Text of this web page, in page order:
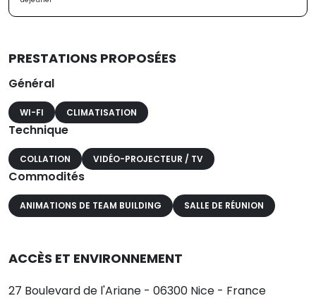
PRESTATIONS PROPOSÉES
Général
WI-FI CLIMATISATION
Technique
COLLATION VIDÉO-PROJECTEUR / TV
Commodités
ANIMATIONS DE TEAM BUILDING SALLE DE RÉUNION
ACCÈS ET ENVIRONNEMENT
27 Boulevard de l'Ariane - 06300 Nice - France